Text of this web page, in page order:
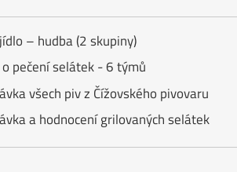
– hudba (2 skupiny)
pečení selátek - 6 týmů
všech piv z Čížovského pivovaru
a hodnocení grilovaných selátek